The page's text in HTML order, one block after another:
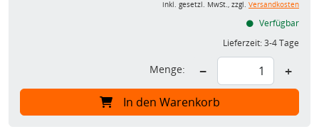
inkl. gesetzl. MwSt., zzgl. Versandkosten
Verfügbar
Lieferzeit:3-4 Tage
Menge: − +
In den Warenkorb